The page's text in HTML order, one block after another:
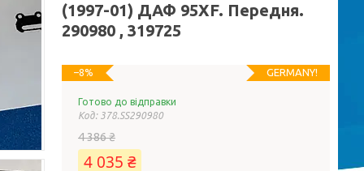
(1997-01) ДАФ 95XF. Передня.
290980 , 319725
GERMANY!
–8%
Готово до відправки
Код: 378.SS290980
4 386 ₴
4 035 ₴